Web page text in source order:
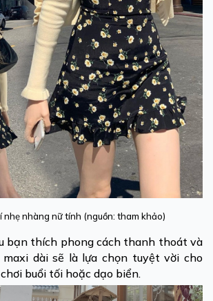
nhẹ nhàng nữ tính (nguồn: tham khảo)
bạn thích phong cách thanh thoát và
maxi dài sẽ là lựa chọn tuyệt vời cho
buổi tối hoặc dạo biển.